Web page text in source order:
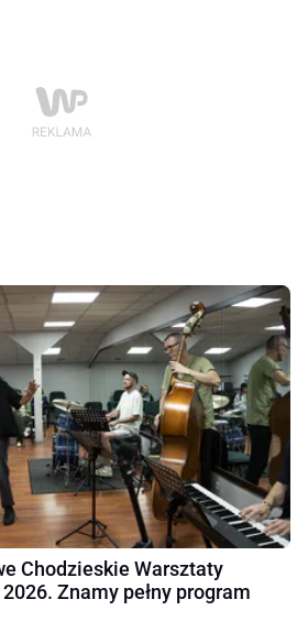
Chodzieskie Warsztaty
Znamy pełny program